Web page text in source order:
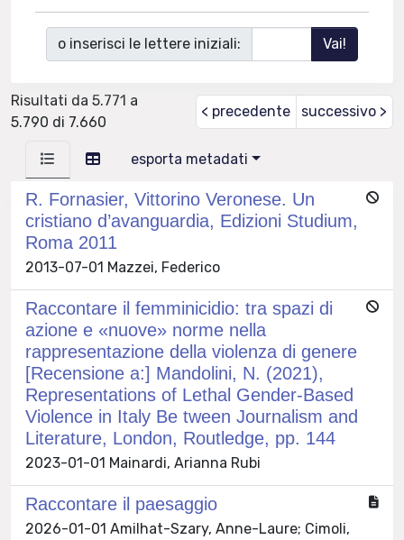
o inserisci le lettere iniziali:
Risultati da 5.771 a
5.790 di 7.660
< precedente successivo >
esporta metadati
R. Fornasier, Vittorino Veronese. Un
cristiano d’avanguardia, Edizioni Studium,
Roma 2011
2013-07-01 Mazzei, Federico
Raccontare il femminicidio: tra spazi di
azione e «nuove» norme nella
rappresentazione della violenza di genere
[Recensione a:] Mandolini, N. (2021),
Representations of Lethal Gender-Based
Violence in Italy Be tween Journalism and
Literature, London, Routledge, pp. 144
2023-01-01 Mainardi, Arianna Rubi
Raccontare il paesaggio
2026-01-01 Amilhat-Szary, Anne-Laure; Cimoli,